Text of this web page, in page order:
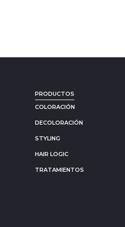
PRODUCTOS
COLORACIÓN
DECOLORACIÓN
STYLING
HAIR LOGIC
TRATAMIENTOS